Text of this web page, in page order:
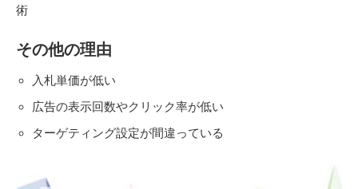
術
その他の理由
入札単価が低い
広告の表示回数やクリック率が低い
ターゲティング設定が間違っている